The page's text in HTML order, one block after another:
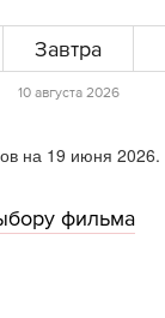
Завтра
10 августа 2026
на 19 июня 2026.
фильма